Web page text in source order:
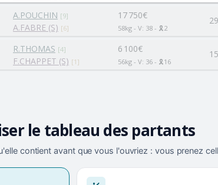
A.POUCHIN [9]
A.FABRE (S) [6]
17 750€
58kg - V: 38 - 🎗️2
R.THOMAS [4]
F.CHAPPET (S) [1]
6 100€
56kg - V: 36 - 🎗️16
le tableau des partants
contient avant que vous l'ouvriez : vous prenez